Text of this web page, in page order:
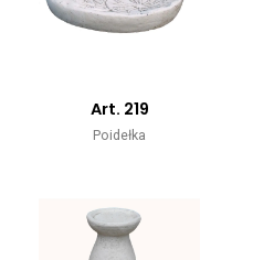
Art. 219
Poidełka